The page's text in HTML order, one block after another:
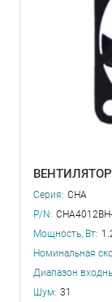
ВЕНТИЛЯТОР
Серия: CHA
P/N:
Мощность, Вт:
Номинальная
Диапазон
Шум: 31